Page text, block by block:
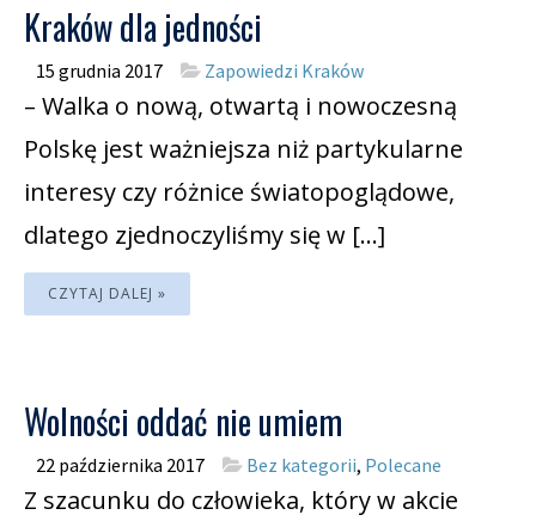
Kraków dla jedności
15 grudnia 2017 Zapowiedzi Kraków
– Walka o nową, otwartą i nowoczesną
Polskę jest ważniejsza niż partykularne
interesy czy różnice światopoglądowe,
dlatego zjednoczyliśmy się w […]
CZYTAJ DALEJ »
Wolności oddać nie umiem
22 października 2017 Bez kategorii, Polecane
Z szacunku do człowieka, który w akcie